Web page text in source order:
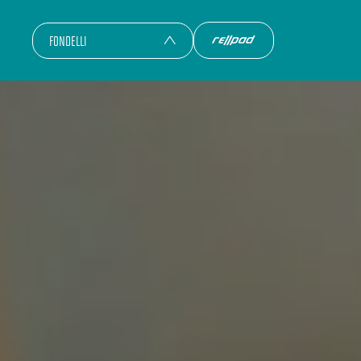
FONDELLI